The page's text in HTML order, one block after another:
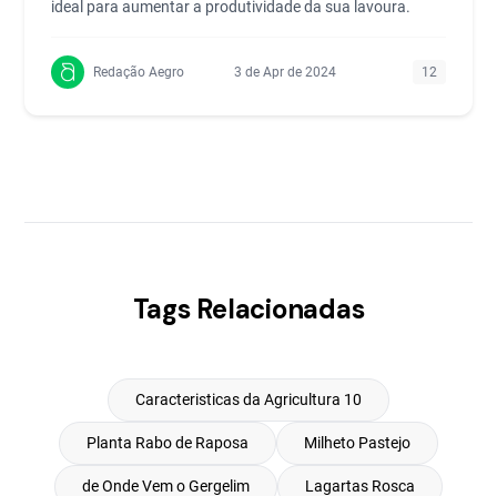
ideal para aumentar a produtividade da sua lavoura.
Redação Aegro 3 de Apr de 2024 12
Tags Relacionadas
Caracteristicas da Agricultura 10
Planta Rabo de Raposa Milheto Pastejo
de Onde Vem o Gergelim Lagartas Rosca